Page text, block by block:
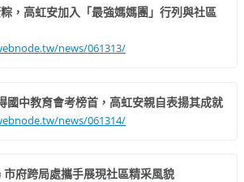
，高虹安加入「最強媽媽團」行列與社區
news/061313/
國中教育會考榜首，高虹安親自表揚其成就
news/061314/
府跨局處攜手展現社區精采風貌